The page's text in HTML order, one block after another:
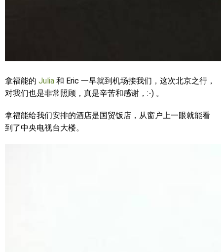
拿福能的 Julia 和 Eric 一早就到机场接我们，这次北京之行，
对我们也是非常照顾，真是辛苦和感谢，:-) 。
拿福能给我们安排的酒店是国贸饭店，从窗户上一眼就能看
到了中央电视台大楼。